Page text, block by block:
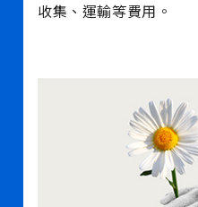
收集、運輸等費用。